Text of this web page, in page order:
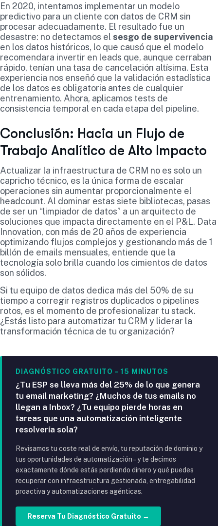
En 2020, intentamos implementar un modelo
predictivo para un cliente con datos de CRM sin
procesar adecuadamente. El resultado fue un
desastre: no detectamos el sesgo de supervivencia
en los datos históricos, lo que causó que el modelo
recomendara invertir en leads que, aunque cerraban
rápido, tenían una tasa de cancelación altísima. Esta
experiencia nos enseñó que la validación estadística
de los datos es obligatoria antes de cualquier
entrenamiento. Ahora, aplicamos tests de
consistencia temporal en cada etapa del pipeline.
Conclusión: Hacia un Flujo de
Trabajo Analítico de Alto Impacto
Actualizar la infraestructura de CRM no es solo un
capricho técnico, es la única forma de escalar
operaciones sin aumentar proporcionalmente el
headcount. Al dominar estas siete bibliotecas, pasas
de ser un “limpiador de datos” a un arquitecto de
soluciones que impacta directamente en el P&L. Data
Innovation, con más de 20 años de experiencia
optimizando flujos complejos y gestionando más de 1
billón de emails mensuales, entiende que la
tecnología solo brilla cuando los cimientos de datos
son sólidos.
Si tu equipo de datos dedica más del 50% de su
tiempo a corregir registros duplicados o pipelines
rotos, es el momento de profesionalizar tu stack.
¿Estás listo para automatizar tu CRM y liderar la
transformación técnica de tu organización?
DIAGNÓSTICO GRATUITO – 15 MINUTOS
¿Tu ESP se lleva más del 25% de lo que genera
tu email marketing? ¿Muchos de tus emails no
llegan a Inbox? ¿Tu equipo pierde horas en
tareas que una automatización inteligente
resolvería sola?
Revisamos tu coste real de envío, tu reputación de dominio y
tus oportunidades de automatización – y te decimos
exactamente dónde estás perdiendo dinero y qué puedes
recuperar con infraestructura gestionada, entregabilidad
proactiva y automatizaciones agénticas.
Reserva Tu Diagnóstico Gratuito →